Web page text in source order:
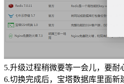
5.升级过程稍微要等一会儿，要耐
6.切换完成后，宝塔数据库里面新